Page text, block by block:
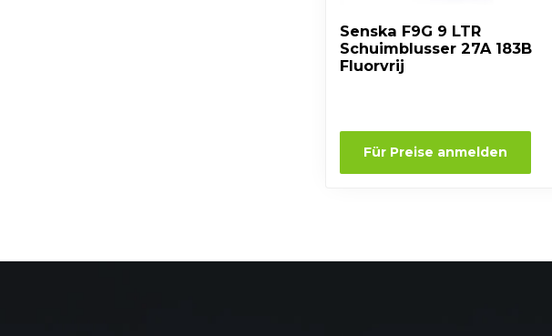
Senska F9G 9 LTR
Schuimblusser 27A 183B
Fluorvrij
Für Preise anmelden